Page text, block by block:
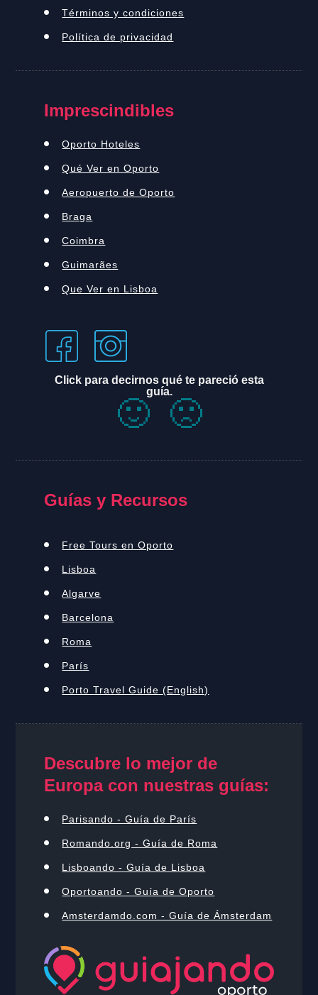
Términos y condiciones
Política de privacidad
Imprescindibles
Oporto Hoteles
Qué Ver en Oporto
Aeropuerto de Oporto
Braga
Coimbra
Guimarães
Que Ver en Lisboa
Click para decirnos qué te pareció esta
guía.
🙂 🙁
Guías y Recursos
Free Tours en Oporto
Lisboa
Algarve
Barcelona
Roma
París
Porto Travel Guide (English)
Descubre lo mejor de
Europa con nuestras guías:
Parisando - Guía de París
Romando.org - Guía de Roma
Lisboando - Guía de Lisboa
Oportoando - Guía de Oporto
Amsterdamdo.com - Guía de Ámsterdam